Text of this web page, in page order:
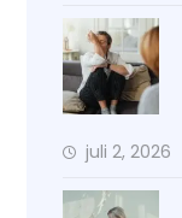
juli 2, 2026